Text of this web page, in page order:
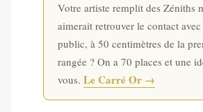
Votre artiste remplit des Zéniths
aimerait retrouver le contact
public, à 50 centimètres de la
rangée ? On a 70 places et une
vous. Le Carré Or →